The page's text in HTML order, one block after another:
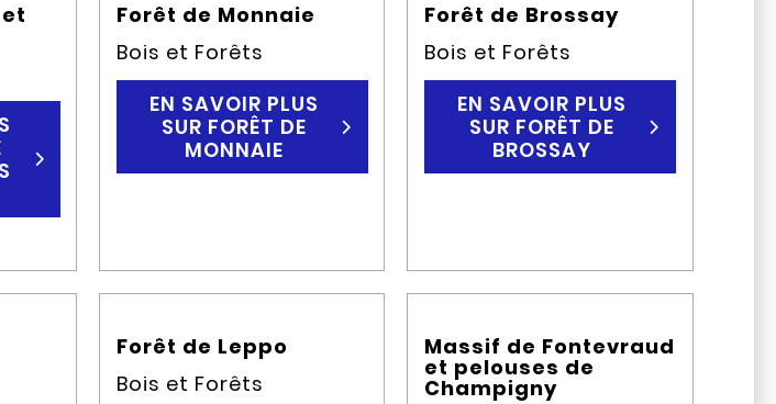
Forêt de Monnaie
Bois et Forêts
EN SAVOIR PLUS
SUR FORÊT DE
MONNAIE
Forêt de Brossay
Bois et Forêts
EN SAVOIR PLUS
SUR FORÊT DE
BROSSAY
Forêt de Leppo
Bois et Forêts
Massif de Fontevraud
et pelouses de
Champigny